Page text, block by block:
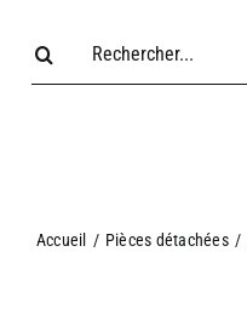
Accueil / Pièces détachées /